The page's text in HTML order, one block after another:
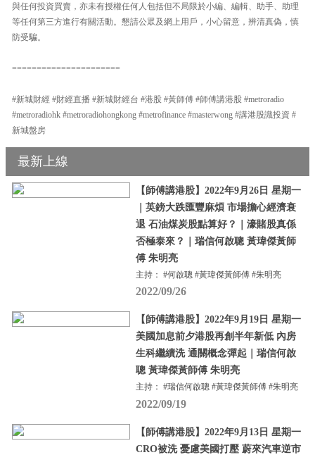
與任何投資買賣，亦未有授權任何人包括但不局限於小編、編輯、助手、助理
等任何第三方進行有關活動。懇請公眾及網上用戶，小心留意，辨清真偽，慎
防受騙。
======================
#新城財經 #財經直播 #新城財經台 #港股 #黃師傅 #師傅講港股 #metroradio
#metroradiohk #metroradiohongkong #metrofinance #masterwong #講港股識投資 #
新城盤房
最新上線
【師傅講港股】2022年9月26日 星期一
｜英鎊大跌匯豐麻煩 市場擔心經濟衰
退 石油煤炭股點算好？｜濠賭股真係
否極泰來？｜瑞信何啟聰 黃瑋傑黃師
傅 朱明亮
主持： #何啟聰 #黃瑋傑黃師傅 #朱明亮
2022/09/26
【師傅講港股】2022年9月19日 星期一
美國加息前夕港股再創半年新低 內房
生科繼續洗 通關概念彈起｜瑞信何啟
聰 黃瑋傑黃師傅 朱明亮
主持： #瑞信何啟聰 #黃瑋傑黃師傅 #朱明亮
2022/09/19
【師傅講港股】2022年9月13日 星期一
CRO被洗 憂慮美國打壓 蔚來汽車逆市